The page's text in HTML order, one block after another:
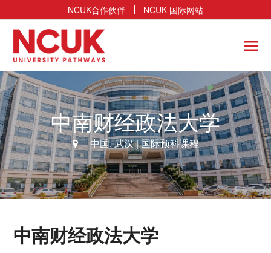
NCUK合作伙伴 NCUK 国际网站
中南财经政法大学
中国,武汉| 国际预科课程
中南财经政法大学